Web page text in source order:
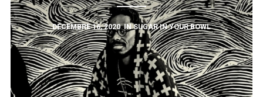
DÉCEMBRE 16, 2020 INSUGAR IN YOUR BOWL